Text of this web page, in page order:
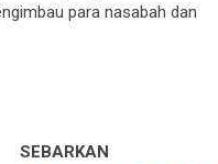
para nasabah dan
SEBARKAN